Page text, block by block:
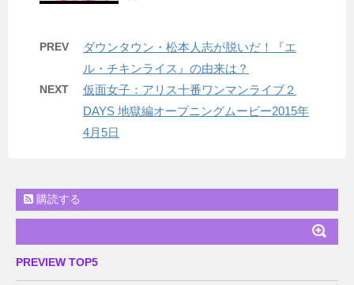
PREV
ダウンタウン・松本人志が脱いだ！『エ
ル・チキンライス』の由来は？
NEXT
仮面女子：アリス十番ワンマンライブ２
DAYS 地獄編オープニングムービー2015年
4月5日
購読する
PREVIEW TOP5